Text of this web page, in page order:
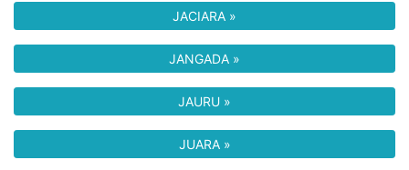
JACIARA »
JANGADA »
JAURU »
JUARA »